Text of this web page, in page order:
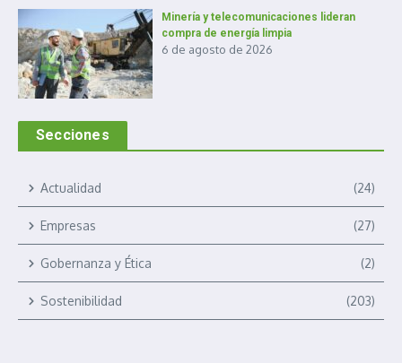
Minería y telecomunicaciones lideran
compra de energía limpia
6 de agosto de 2026
Secciones
Actualidad (24)
Empresas (27)
Gobernanza y Ética (2)
Sostenibilidad (203)